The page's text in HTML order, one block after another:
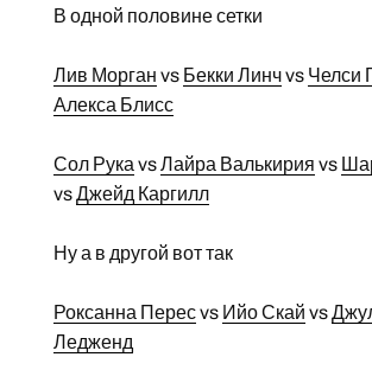
В одной половине сетки
Лив Морган vs Бекки Линчvs Челси
Алекса Блисс
Сол Рука vsЛайра Валькирия vs
vsДжейд Каргилл
Ну а в другой вот так
Роксанна Пересvs Ийо Скай vs
Ледженд